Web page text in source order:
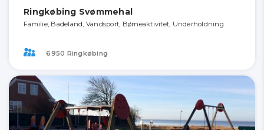
Ringkøbing Svømmehal
Familie, Badeland, Vandsport, Børneaktivitet, Underholdning
6950 Ringkøbing